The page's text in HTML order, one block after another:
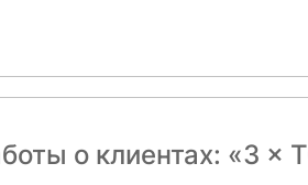
о клиентах: «3 ×